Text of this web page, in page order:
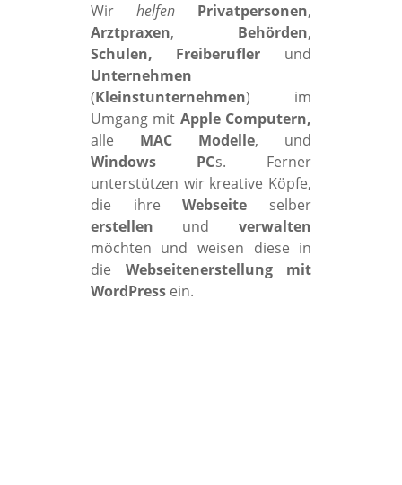
Wir helfen Privatpersonen,
Arztpraxen, Behörden,
Schulen, Freiberufler und
Unternehmen
(Kleinstunternehmen) im
Umgang mit Apple Computern,
alle MAC Modelle, und
Windows PCs. Ferner
unterstützen wir kreative Köpfe,
die ihreWebseite selber
erstellen undverwalten
möchten und weisen diese in
die Webseitenerstellung mit
WordPressein.